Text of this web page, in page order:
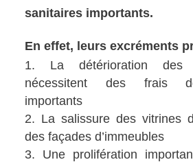
sanitaires importants.
En effet, leurs excréments
La détérioration des
nécessitent des frais
importants
La salissure des vitrines
des façades d’immeubles
Une prolifération